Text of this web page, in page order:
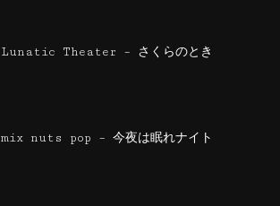
Lunatic Theater – さくらのとき
mix nuts pop – 今夜は眠れナイト